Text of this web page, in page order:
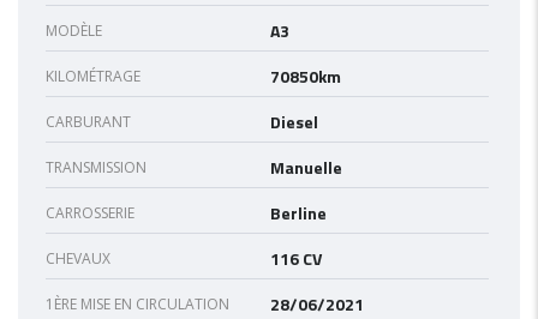
MODÈLE A3
KILOMÉTRAGE 70850km
CARBURANT Diesel
TRANSMISSION Manuelle
CARROSSERIE Berline
CHEVAUX 116 CV
1ÈRE MISE EN CIRCULATION 28/06/2021